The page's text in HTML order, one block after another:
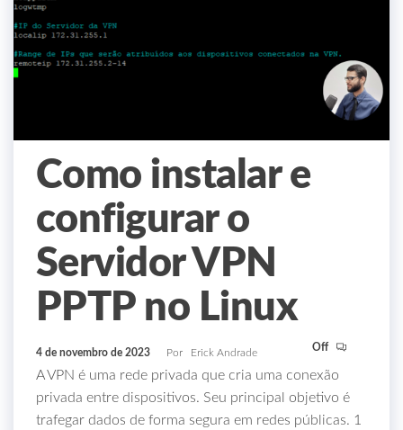
Como instalar e
configurar o
Servidor VPN
PPTP no Linux
4 de novembro de 2023 Por Erick Andrade Off
A VPN é uma rede privada que cria uma conexão
privada entre dispositivos. Seu principal objetivo é
trafegar dados de forma segura em redes públicas. 1